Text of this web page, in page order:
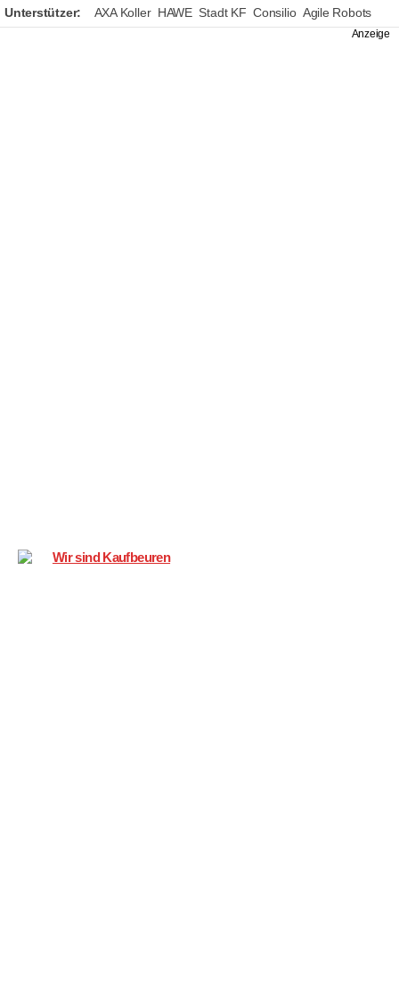
Unterstützer: AXA Koller HAWE Stadt KF Consilio Agile Robots